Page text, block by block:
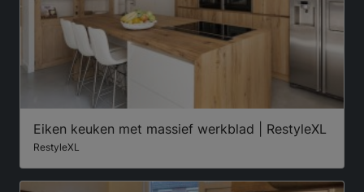
Eiken keuken met massief werkblad | RestyleXL
RestyleXL